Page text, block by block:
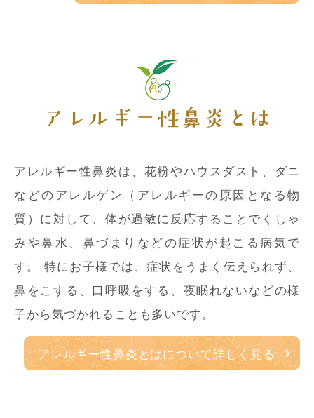
アレルギー性鼻炎とは
アレルギー性鼻炎は、花粉やハウスダスト、ダニ
などのアレルゲン（アレルギーの原因となる物
質）に対して、体が過敏に反応することでくしゃ
みや鼻水、鼻づまりなどの症状が起こる病気で
す。 特にお子様では、症状をうまく伝えられず、
鼻をこする、口呼吸をする、夜眠れないなどの様
子から気づかれることも多いです。
アレルギー性鼻炎とはについて詳しく見る